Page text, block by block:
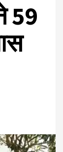
59